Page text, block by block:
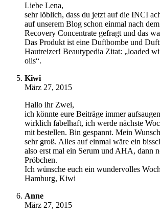
Liebe Lena,
sehr löblich, dass du jetzt auf die INCI
auf unserem Blog schon einmal nach
Recovery Concentrate gefragt und das
Das Produkt ist eine Duftbombe und
Hautreizer! Beautypedia Zitat: „loaded
oils“.
Kiwi
März 27, 2015
Hallo ihr Zwei,
ich könnte eure Beiträge immer
wirklich fabelhaft, ich werde nächste
mit bestellen. Bin gespannt. Mein
sehr groß. Alles auf einmal wäre ein
also erst mal ein Serum und AHA, dann
Pröbchen.
Ich wünsche euch ein wundervolles
Hamburg, Kiwi
Anne
März 27, 2015